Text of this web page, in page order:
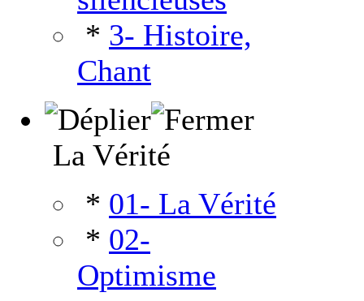
* 3- Histoire,
Chant
La Vérité
* 01- La Vérité
* 02-
Optimisme